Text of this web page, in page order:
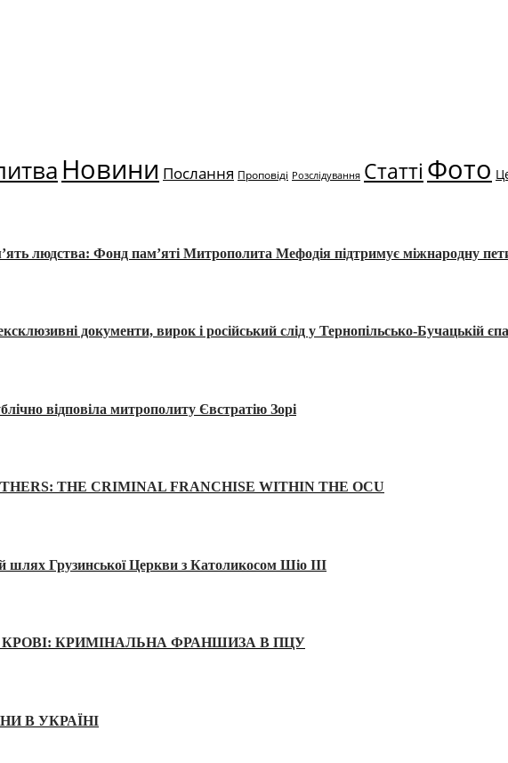
Новини Послання Проповіді Розслідування Статті Фото
людства: Фонд пам’яті Митрополита Мефодія підтримує міжнародну
документи, вирок і російський слід у Тернопільсько-Бучацькій
відповіла митрополиту Євстратію Зорі
THE CRIMINAL FRANCHISE WITHIN THE OCU
шлях Грузинської Церкви з Католикосом Шіо III
КРИМІНАЛЬНА ФРАНШИЗА В ПЦУ
В УКРАЇНІ